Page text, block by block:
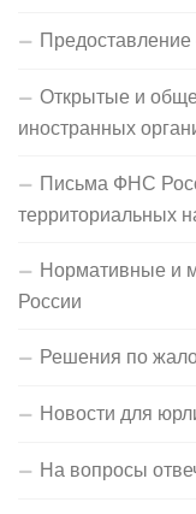
Открытые и
иностранных
Письма ФНС
территориальных
Нормативные и
России
Решения по
Новости для
На вопросы